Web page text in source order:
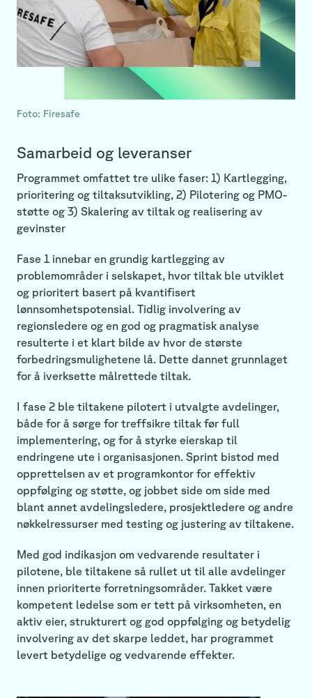
Foto: Firesafe
Samarbeid og leveranser
Programmet omfattet tre ulike faser: 1) Kartlegging,
prioritering og tiltaksutvikling, 2) Pilotering og PMO-
støtte og 3) Skalering av tiltak og realisering av
gevinster
Fase 1 innebar en grundig kartlegging av
problemområder i selskapet, hvor tiltak ble utviklet
og prioritert basert på kvantifisert
lønnsomhetspotensial. Tidlig involvering av
regionsledere og en god og pragmatisk analyse
resulterte i et klart bilde av hvor de største
forbedringsmulighetene lå. Dette dannet grunnlaget
for å iverksette målrettede tiltak.
I fase 2 ble tiltakene pilotert i utvalgte avdelinger,
både for å sørge for treffsikre tiltak før full
implementering, og for å styrke eierskap til
endringene ute i organisasjonen. Sprint bistod med
opprettelsen av et programkontor for effektiv
oppfølging og støtte, og jobbet side om side med
blant annet avdelingsledere, prosjektledere og andre
nøkkelressurser med testing og justering av tiltakene.
Med god indikasjon om vedvarende resultater i
pilotene, ble tiltakene så rullet ut til alle avdelinger
innen prioriterte forretningsområder. Takket være
kompetent ledelse som er tett på virksomheten, en
aktiv eier, strukturert og god oppfølging og betydelig
involvering av det skarpe leddet, har programmet
levert betydelige og vedvarende effekter.